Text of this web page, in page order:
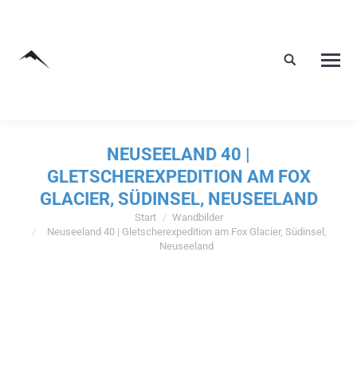
NEUSEELAND 40 |
GLETSCHEREXPEDITION AM FOX
GLACIER, SÜDINSEL, NEUSEELAND
Start
Wandbilder
Neuseeland 40 | Gletscherexpedition am Fox Glacier, Südinsel,
Neuseeland